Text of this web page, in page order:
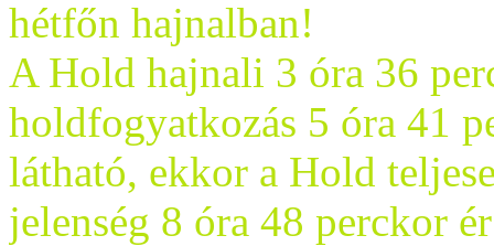
hétfőn hajnalban!
A Hold hajnali 3 óra 36
holdfogyatkozás 5 óra 41
látható, ekkor a Hold
jelenség 8 óra 48 perckor